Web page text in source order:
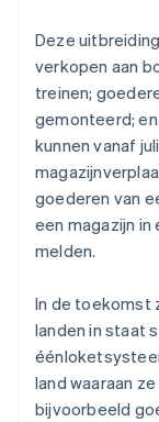
Deze
verkopen aan
treinen;
gemonteerd;
kunnen vanaf
goederen van
een magazijn in
melden.
In de toekomst
landen in staat
land waaraan
bijvoorbeeld